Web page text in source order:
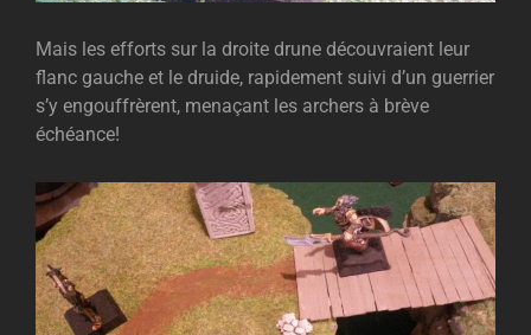
Mais les efforts sur la droite drune découvraient leur
flanc gauche et le druide, rapidement suivi d’un guerrier
s’y engouffrèrent, menaçant les archers à brève
échéance!